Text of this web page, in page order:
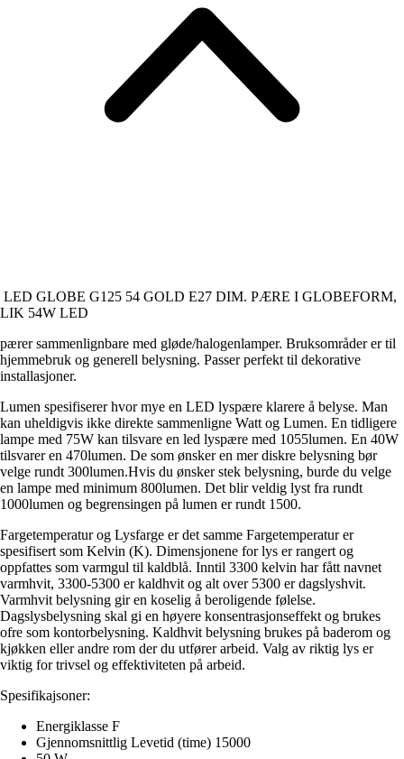
LED GLOBE G125 54 GOLD E27 DIM. PÆRE I GLOBEFORM,
LIK 54W LED
pærer sammenlignbare med gløde/halogenlamper. Bruksområder er til
hjemmebruk og generell belysning. Passer perfekt til dekorative
installasjoner.
Lumen spesifiserer hvor mye en LED lyspære klarere å belyse. Man
kan uheldigvis ikke direkte sammenligne Watt og Lumen. En tidligere
lampe med 75W kan tilsvare en led lyspære med 1055lumen. En 40W
tilsvarer en 470lumen. De som ønsker en mer diskre belysning bør
velge rundt 300lumen.Hvis du ønsker stek belysning, burde du velge
en lampe med minimum 800lumen. Det blir veldig lyst fra rundt
1000lumen og begrensingen på lumen er rundt 1500.
Fargetemperatur og Lysfarge er det samme Fargetemperatur er
spesifisert som Kelvin (K). Dimensjonene for lys er rangert og
oppfattes som varmgul til kaldblå. Inntil 3300 kelvin har fått navnet
varmhvit, 3300-5300 er kaldhvit og alt over 5300 er dagslyshvit.
Varmhvit belysning gir en koselig å beroligende følelse.
Dagslysbelysning skal gi en høyere konsentrasjonseffekt og brukes
ofre som kontorbelysning. Kaldhvit belysning brukes på baderom og
kjøkken eller andre rom der du utfører arbeid. Valg av riktig lys er
viktig for trivsel og effektiviteten på arbeid.
Spesifikajsoner:
Energiklasse F
Gjennomsnittlig Levetid (time) 15000